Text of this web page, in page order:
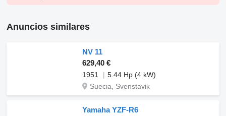
Anuncios similares
NV 11
629,40 €
1951
5.44 Hp (4 kW)
Suecia, Svenstavik
Yamaha YZF-R6